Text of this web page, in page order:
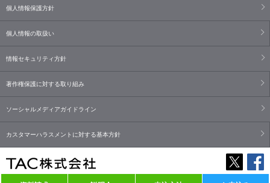
個人情報保護方針
個人情報の取扱い
情報セキュリティ方針
著作権保護に対する取り組み
ソーシャルメディアガイドライン
カスタマーハラスメントに対する基本方針